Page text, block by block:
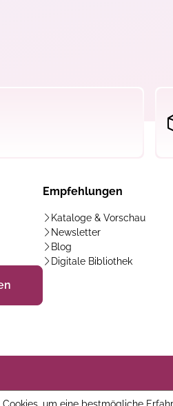
Empfehlungen
Kataloge & Vorschau
Newsletter
Blog
Digitale Bibliothek